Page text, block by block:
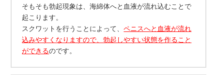
そもそも勃起現象は、海綿体へと血液が流れ込むことで
起こります。
スクワットを行うことによって、ペニスへと血液が流れ
込みやすくなりますので、勃起しやすい状態を作ること
ができるのです。